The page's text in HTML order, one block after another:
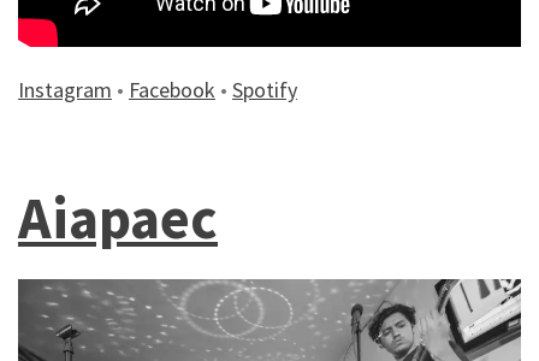
Instagram • Facebook • Spotify
Aiapaec